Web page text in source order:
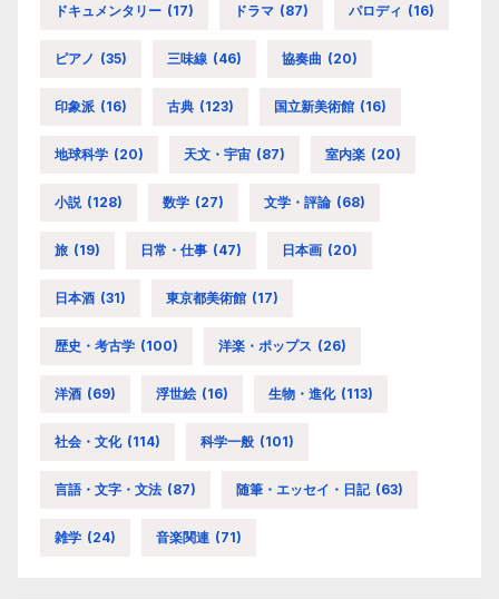
ドキュメンタリー (17) ドラマ (87) パロディ (16)
ピアノ (35) 三味線 (46) 協奏曲 (20)
印象派 (16) 古典 (123) 国立新美術館 (16)
地球科学 (20) 天文・宇宙 (87) 室内楽 (20)
小説 (128) 数学 (27) 文学・評論 (68)
旅 (19) 日常・仕事 (47) 日本画 (20)
日本酒 (31) 東京都美術館 (17)
歴史・考古学 (100) 洋楽・ポップス (26)
洋酒 (69) 浮世絵 (16) 生物・進化 (113)
社会・文化 (114) 科学一般 (101)
言語・文字・文法 (87) 随筆・エッセイ・日記 (63)
雑学 (24) 音楽関連 (71)